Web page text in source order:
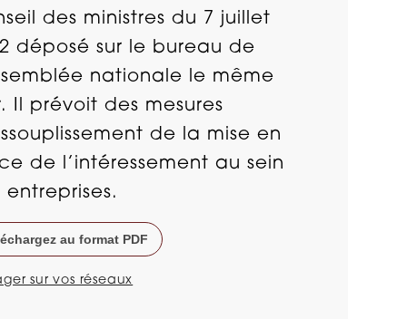
des ministres du 7 juillet
déposé sur le bureau de
nationale le même
Il prévoit des mesures
de la mise en
de l’intéressement au sein
entreprises.
au format PDF
sur vos réseaux